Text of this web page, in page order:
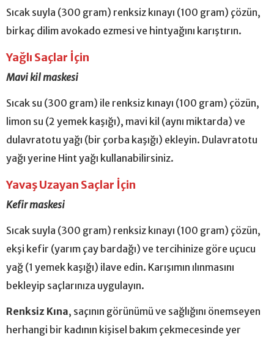
Sıcak suyla (300 gram) renksiz kınayı (100 gram) çözün,
birkaç dilim avokado ezmesi ve hintyağını karıştırın.
Yağlı Saçlar İçin
Mavi kil maskesi
Sıcak su (300 gram) ile renksiz kınayı (100 gram) çözün,
limon su (2 yemek kaşığı), mavi kil (aynı miktarda) ve
dulavratotu yağı (bir çorba kaşığı) ekleyin. Dulavratotu
yağı yerine Hint yağı kullanabilirsiniz.
Yavaş Uzayan Saçlar İçin
Kefir maskesi
Sıcak suyla (300 gram) renksiz kınayı (100 gram) çözün,
ekşi kefir (yarım çay bardağı) ve tercihinize göre uçucu
yağ (1 yemek kaşığı) ilave edin. Karışımın ılınmasını
bekleyip saçlarınıza uygulayın.
Renksiz Kına, saçının görünümü ve sağlığını önemseyen
herhangi bir kadının kişisel bakım çekmecesinde yer